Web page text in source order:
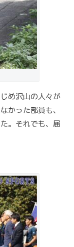
め沢山の人々が
かった部員も、
。それでも、届